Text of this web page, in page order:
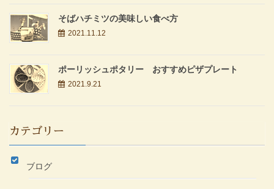
そばハチミツの美味しい食べ方
2021.11.12
ポーリッシュポタリー おすすめピザプレート
2021.9.21
カテゴリー
ブログ